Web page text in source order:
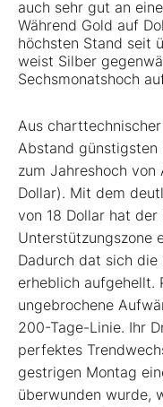
auch sehr gut an
Während Gold auf
höchsten Stand seit
weist Silber
Sechsmonatshoch
Aus
Abstand günstigsten
zum Jahreshoch
Dollar). Mit dem
von 18 Dollar hat
Unterstützungszone
Dadurch dat sich
erheblich aufgehellt.
ungebrochene
200-Tage-Linie. Ihr
perfektes
gestrigen Montag
überwunden wurde,